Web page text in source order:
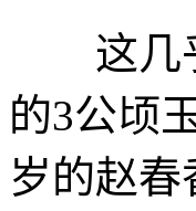
这几乎
的3公顷
岁的赵